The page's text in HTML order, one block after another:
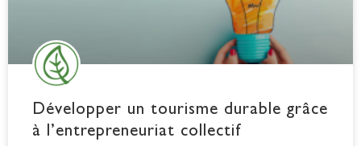
Développer un tourisme durable grâce
à l’entrepreneuriat collectif